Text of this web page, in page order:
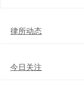
律所动态
今日关注